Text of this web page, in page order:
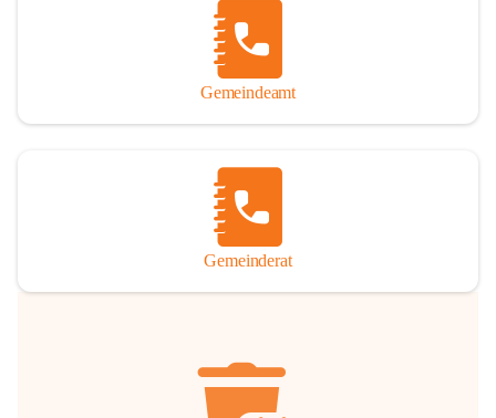
Gemeindeamt
Gemeinderat